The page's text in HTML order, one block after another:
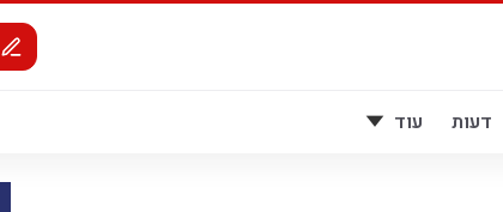
דעות עוד